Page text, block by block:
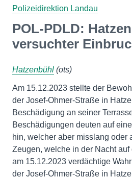
Polizeidirektion Landau
POL-PDLD:
versuchter
Hatzenbühl (ots)
Am 15.12.2023 stellte der
der Josef-Ohmer-Straße in
Beschädigung an seiner
Beschädigungen deuten auf
hin, welcher aber misslang oder
Zeugen, welche in der Nacht
am 15.12.2023 verdächtige
der Josef-Ohmer-Straße in